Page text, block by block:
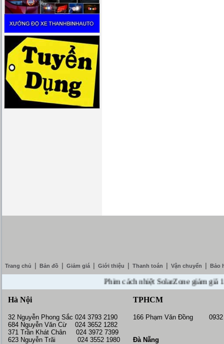
Trang chủ Bản đồ Giảm giá Giới thiệu Thanh toán Vận chuyển Bảo
Phim cách nhiệt SolarZone giảm giá
Hà Nội
32 Nguyễn Phong Sắc 024 3793 2190
684 Nguyễn Văn Cừ 024 3652 1282
371 Trần Khát Chân 024 3972 7399
623 Nguyễn Trãi 024 3552 1980
TPHCM
166 Phạm Văn Đồng 0932
Đà Nẵng